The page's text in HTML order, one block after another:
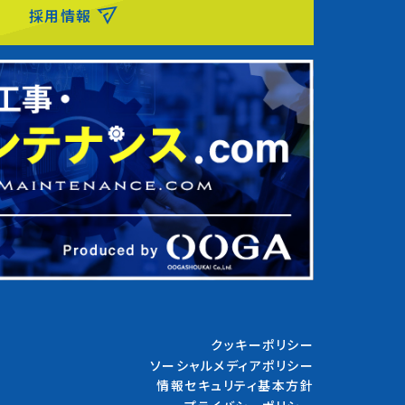
採用情報
クッキーポリシー
ソーシャルメディアポリシー
情報セキュリティ基本方針